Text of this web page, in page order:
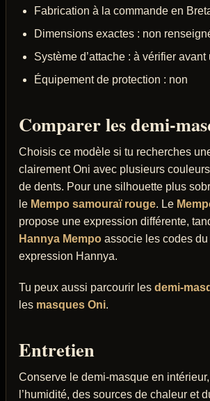
Fabrication à la commande en
Dimensions exactes : non
Système d’attache : à vérifier
Équipement de protection : non
Comparer les demi-
Choisis ce modèle si tu recherches
clairement Oni avec plusieurs
de dents. Pour une silhouette plus
le Mempo samouraï rouge. Le
propose une expression différente,
Hannya Mempo associe les codes
expression Hannya.
Tu peux aussi parcourir les demi-
les masques Oni.
Entretien
Conserve le demi-masque en
l’humidité, des sources de chaleur et